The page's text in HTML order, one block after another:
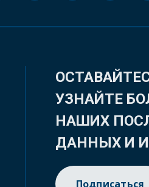
УЗНАЙТЕ
НАШИХ
ДАННЫХ И
Подписаться